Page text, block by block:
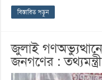
বিস্তারিত পড়ুন
জুলাই
জনগণের : তথ্যমন্ত্রী